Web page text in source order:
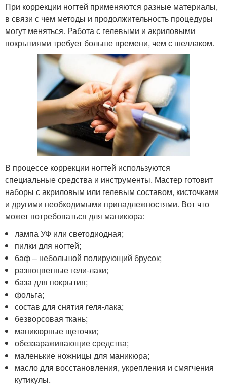
При коррекции ногтей применяются разные материалы,
в связи с чем методы и продолжительность процедуры
могут меняться. Работа с гелевыми и акриловыми
покрытиями требует больше времени, чем с шеллаком.
В процессе коррекции ногтей используются
специальные средства и инструменты. Мастер готовит
наборы с акриловым или гелевым составом, кисточками
и другими необходимыми принадлежностями. Вот что
может потребоваться для маникюра:
лампа УФ или светодиодная;
пилки для ногтей;
баф – небольшой полирующий брусок;
разноцветные гели-лаки;
база для покрытия;
фольга;
состав для снятия геля-лака;
безворсовая ткань;
маникюрные щеточки;
обеззараживающие средства;
маленькие ножницы для маникюра;
масло для восстановления, укрепления и смягчения
кутикулы.